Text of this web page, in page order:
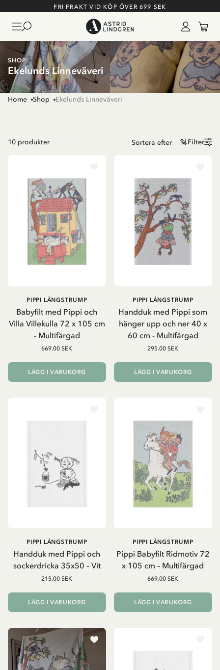
FRI FRAKT VID KÖP ÖVER 699 SEK
SHOP
Ekelunds Linneväveri
Home Shop Ekelunds Linneväveri
10 produkter Filter
Babyfilt med Pippi och
Villa Villekulla 72 x 105 cm
- Multifärgad
PIPPI LÅNGSTRUMP
669.00 SEK
LÄGG I VARUKORG
Handduk med Pippi som
hänger upp och ner 40 x
60 cm - Multifärgad
PIPPI LÅNGSTRUMP
295.00 SEK
LÄGG I VARUKORG
Handduk med Pippi och
sockerdricka 35x50 – Vit
PIPPI LÅNGSTRUMP
215.00 SEK
LÄGG I VARUKORG
Pippi Babyfilt Ridmotiv 72
x 105 cm – Multifärgad
PIPPI LÅNGSTRUMP
669.00 SEK
LÄGG I VARUKORG